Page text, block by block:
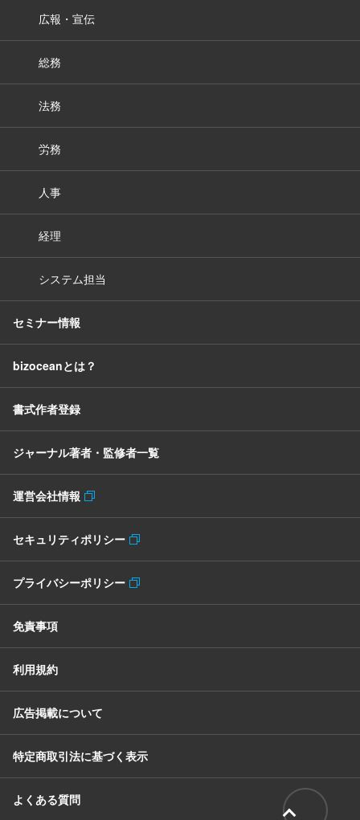
広報・宣伝
総務
法務
労務
人事
経理
システム担当
セミナー情報
bizoceanとは？
書式作者登録
ジャーナル著者・監修者一覧
運営会社情報
セキュリティポリシー
プライバシーポリシー
免責事項
利用規約
広告掲載について
特定商取引法に基づく表示
よくある質問